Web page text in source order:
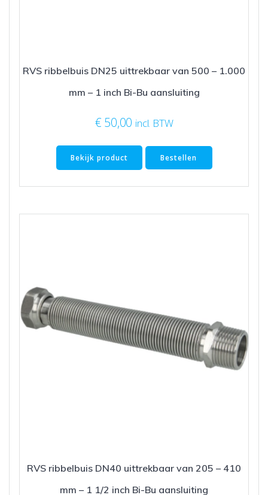
RVS ribbelbuis DN25 uittrekbaar van 500 – 1.000
mm – 1 inch Bi-Bu aansluiting
€ 50,00 incl. BTW
Bekijk product Bestellen
RVS ribbelbuis DN40 uittrekbaar van 205 – 410
mm – 1 1/2 inch Bi-Bu aansluiting